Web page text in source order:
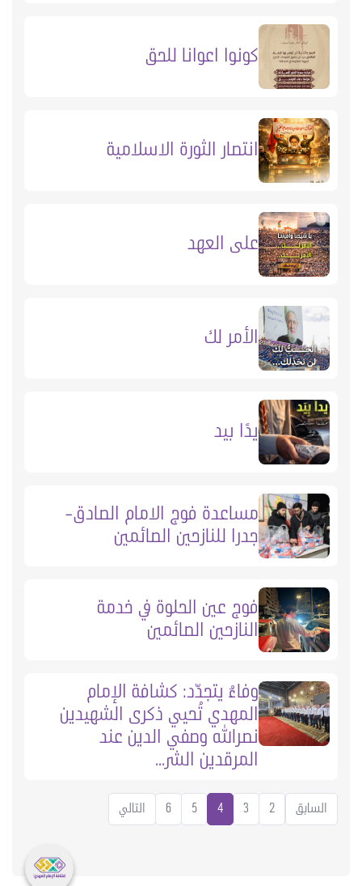
كونوا اعوانا للحق
انتصار الثورة الاسلامية
على العهد
الأمر لك
يدًا بيد
مساعدة فوج الامام الصادق-
جدرا للنازحين الصائمين
فوج عين الحلوة في خدمة
النازحين الصائمين
وفاءٌ يتجدّد: كشافة الإمام
المهدي تُحيي ذكرى الشهيدين
نصرالله وصفي الدين عند
المرقدين الشر...
السابق 2
3
4
5
6 التالي